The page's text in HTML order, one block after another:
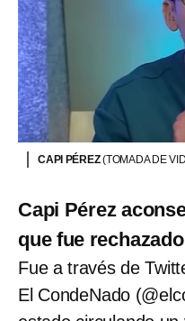
CAPI PÉREZ(TOMADA DE
Capi Pérez
que fue
Fue a través de
El CondeNado